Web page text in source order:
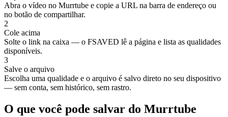
Abra o vídeo no Murrtube e copie a URL na barra de endereço ou
no botão de compartilhar.
2
Cole acima
Solte o link na caixa — o FSAVED lê a página e lista as qualidades
disponíveis.
3
Salve o arquivo
Escolha uma qualidade e o arquivo é salvo direto no seu dispositivo
— sem conta, sem histórico, sem rastro.
O que você pode salvar do Murrtube